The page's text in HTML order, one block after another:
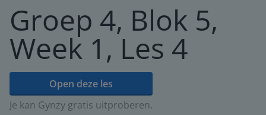
Groep 4, Blok 5,
Week 1, Les 4
Open deze les
Je kan Gynzy gratis uitproberen.